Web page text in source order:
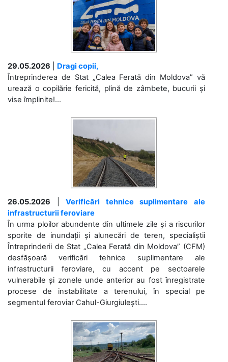
29.05.2026
Dragi copii,
Întreprinderea de Stat „Calea Ferată din Moldova” vă
urează o copilărie fericită, plină de zâmbete, bucurii și
vise împlinite!...
26.05.2026 |Verificări tehnice suplimentare ale
infrastructurii feroviare
În urma ploilor abundente din ultimele zile și a riscurilor
sporite de inundații și alunecări de teren, specialiștii
Întreprinderii de Stat „Calea Ferată din Moldova” (CFM)
desfășoară verificări tehnice suplimentare ale
infrastructurii feroviare, cu accent pe sectoarele
vulnerabile și zonele unde anterior au fost înregistrate
procese de instabilitate a terenului, în special pe
segmentul feroviar Cahul-Giurgiulești....